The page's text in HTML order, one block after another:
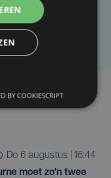
do 6 augustus | 16:44
moet zo'n twee
BY COOKIESCRIPT